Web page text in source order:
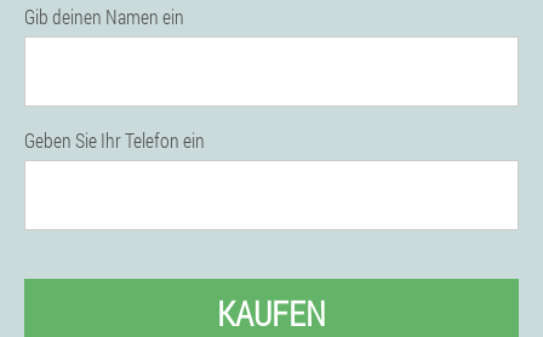
Gib deinen Namen ein
Geben Sie Ihr Telefon ein
KAUFEN